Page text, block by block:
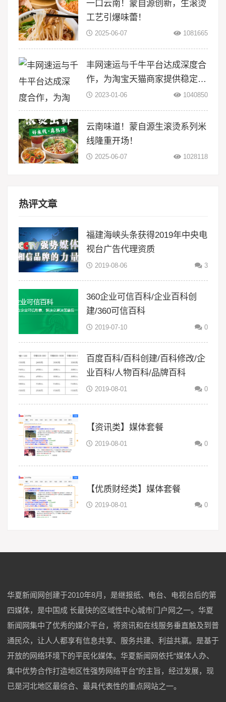
一口云南！蒙自源创新，生滚烫
工艺引爆味蕾！
2025-06-07 1081665
丰网速运与千牛平台达成深度合
作，为淘宝天猫商家提供稳定物
流服务
2023-01-06 1040850
云南味道！蒙自源生滚烫系列米
线隆重开场！
2025-06-07 1028118
热评文章
福建海峡头条获得2019年中央电
视台广告代理资质
2019-08-06 3
360企业可信百科/企业百科创
建/360可信百科
2019-07-10 0
百度百科/百科创建/百科修改/企
业百科/人物百科/品牌百科
2019-08-01 0
【资讯类】媒体套餐
2019-08-01 0
【优质财经类】媒体套餐
2019-08-01 0
华夏新闻网创建于2010年8月，是继报纸、电台、电视台后的第
四媒体，是中国成 长最快的区域性中心城市门户网之一。华夏
新闻网集中了优秀的媒介平台，将资讯和在线服务垂直触及到普
通民众，让人人都享有信息共享、服务共建、利益共赢。是基于
开放的网络环境下的平民化媒体。华夏新闻网依托“媒体人办、
集中优势合作打造地区性强势网络平台”的主旨，经过发展，现
已是河北地区最综合、最具代表性的重点网站之一。